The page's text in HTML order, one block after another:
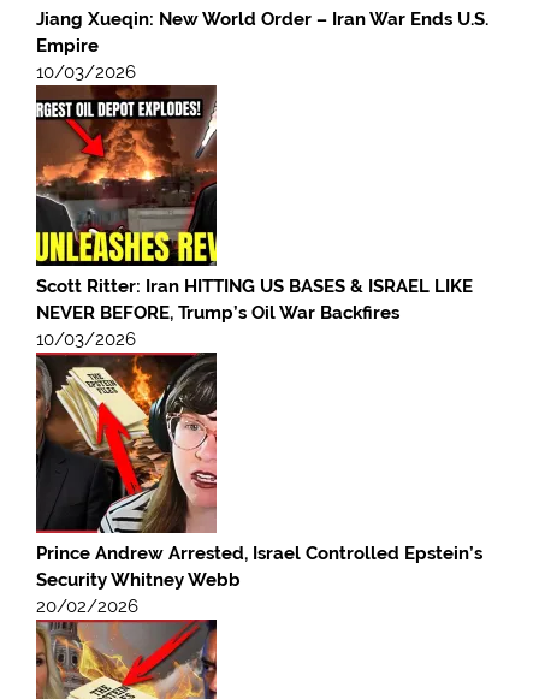
Jiang Xueqin: New World Order – Iran War Ends U.S.
Empire
10/03/2026
Scott Ritter: Iran HITTING US BASES & ISRAEL LIKE
NEVER BEFORE, Trump’s Oil War Backfires
10/03/2026
Prince Andrew Arrested, Israel Controlled Epstein’s
Security Whitney Webb
20/02/2026